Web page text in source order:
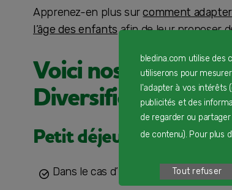
Apprenez-en plus surcomment
l’âge des enfantsafin de leur proposer
Voici nos
Diversification
Petit déjeuner
Dans le cas d’un bébé dont on
bledina.com utilise des
utiliserons pour
l'adapter à vos intérêts
publicités et des
de regarder ou
de contenu). Pour plus
Tout refuser